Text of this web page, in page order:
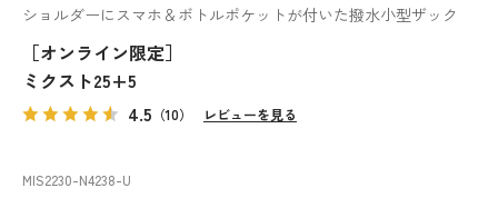
ショルダーにスマホ＆ボトルポケットが付いた撥水小型ザック
［オンライン限定］
ミクスト25+5
4.5 （10） レビューを見る
MIS2230-N4238-U